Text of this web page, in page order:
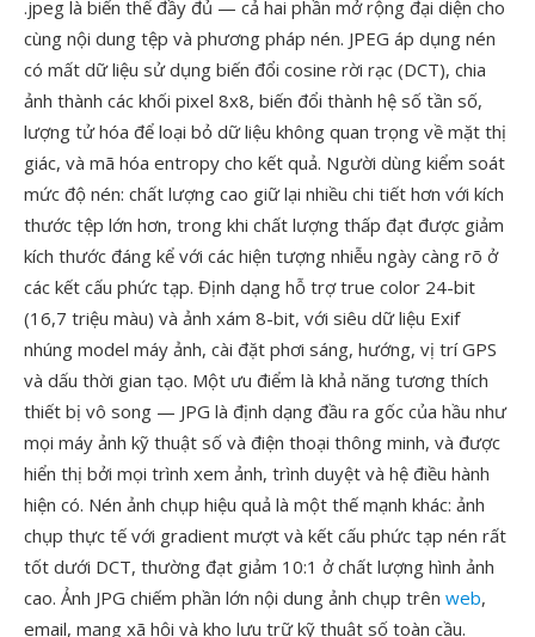
.jpeg là biến thể đầy đủ — cả hai phần mở rộng đại diện cho
cùng nội dung tệp và phương pháp nén. JPEG áp dụng nén
có mất dữ liệu sử dụng biến đổi cosine rời rạc (DCT), chia
ảnh thành các khối pixel 8x8, biến đổi thành hệ số tần số,
lượng tử hóa để loại bỏ dữ liệu không quan trọng về mặt thị
giác, và mã hóa entropy cho kết quả. Người dùng kiểm soát
mức độ nén: chất lượng cao giữ lại nhiều chi tiết hơn với kích
thước tệp lớn hơn, trong khi chất lượng thấp đạt được giảm
kích thước đáng kể với các hiện tượng nhiễu ngày càng rõ ở
các kết cấu phức tạp. Định dạng hỗ trợ true color 24-bit
(16,7 triệu màu) và ảnh xám 8-bit, với siêu dữ liệu Exif
nhúng model máy ảnh, cài đặt phơi sáng, hướng, vị trí GPS
và dấu thời gian tạo. Một ưu điểm là khả năng tương thích
thiết bị vô song — JPG là định dạng đầu ra gốc của hầu như
mọi máy ảnh kỹ thuật số và điện thoại thông minh, và được
hiển thị bởi mọi trình xem ảnh, trình duyệt và hệ điều hành
hiện có. Nén ảnh chụp hiệu quả là một thế mạnh khác: ảnh
chụp thực tế với gradient mượt và kết cấu phức tạp nén rất
tốt dưới DCT, thường đạt giảm 10:1 ở chất lượng hình ảnh
cao. Ảnh JPG chiếm phần lớn nội dung ảnh chụp trên web,
email, mạng xã hội và kho lưu trữ kỹ thuật số toàn cầu.